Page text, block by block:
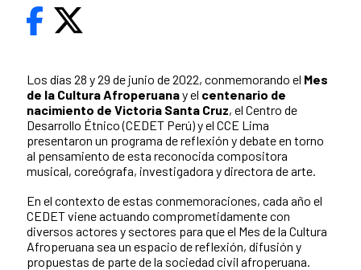
Los días 28 y 29 de junio de 2022, conmemorando el Mes
de la Cultura Afroperuanay el centenario de
nacimiento de Victoria Santa Cruz, el Centro de
Desarrollo Étnico (CEDET Perú) y el CCE Lima
presentaron un programa de reflexión y debate en torno
al pensamiento de esta reconocida compositora
musical, coreógrafa, investigadora y directora de arte.
En el contexto de estas conmemoraciones, cada año el
CEDET viene actuando comprometidamente con
diversos actores y sectores para que el Mes de la Cultura
Afroperuana sea un espacio de reflexión, difusión y
propuestas de parte de la sociedad civil afroperuana.